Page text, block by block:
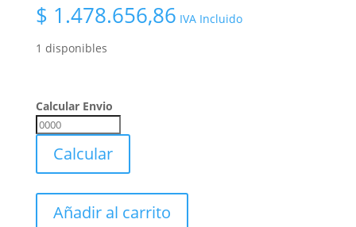
$ 1.478.656,86 IVA Incluido
1 disponibles
Calcular Envio
Calcular
Envio
Calcular
ParaAñadir al carrito